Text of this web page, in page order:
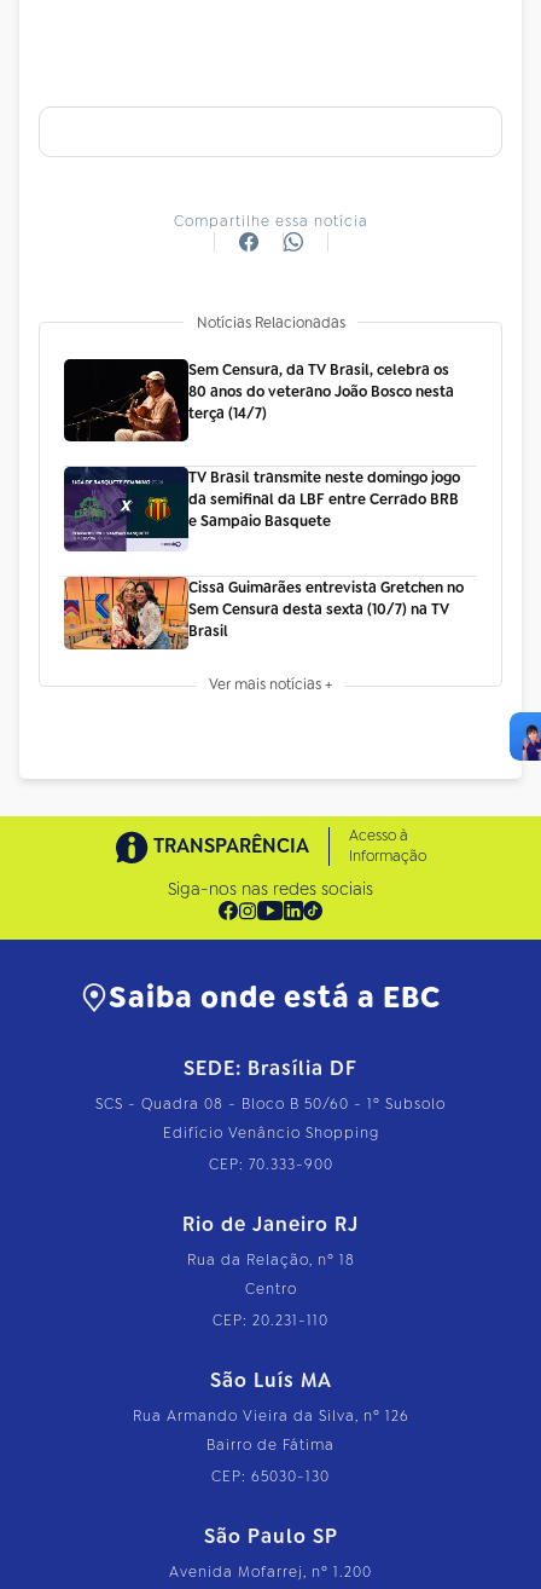
Compartilhe essa notícia
Notícias Relacionadas
Sem Censura, da TV Brasil, celebra os
80 anos do veterano João Bosco nesta
terça (14/7)
TV Brasil transmite neste domingo jogo
da semifinal da LBF entre Cerrado BRB
e Sampaio Basquete
Cissa Guimarães entrevista Gretchen no
Sem Censura desta sexta (10/7) na TV
Brasil
Ver mais notícias +
TRANSPARÊNCIA
Acesso à
Informação
Siga-nos nas redes sociais
Saiba onde está a EBC
SEDE: Brasília DF
SCS - Quadra 08 - Bloco B 50/60 - 1º Subsolo
Edifício Venâncio Shopping
CEP: 70.333-900
Rio de Janeiro RJ
Rua da Relação, nº 18
Centro
CEP: 20.231-110
São Luís MA
Rua Armando Vieira da Silva, nº 126
Bairro de Fátima
CEP: 65030-130
São Paulo SP
Avenida Mofarrej, nº 1.200